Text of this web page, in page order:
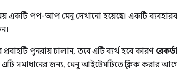
একটি পপ-আপ মেনু দেখানো হয়েছে। একটি
পুনরায় চালান, তবে এটি ব্যর্থ হবে কারণ
সমাধানের জন্য, মেনু আইটেমটিতে ক্লিক করার আগে